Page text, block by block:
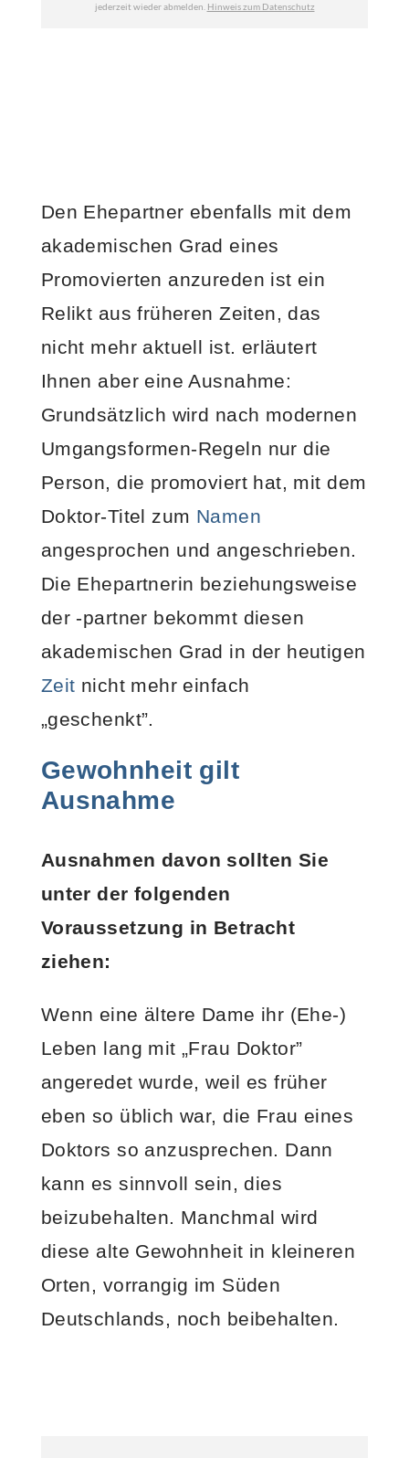
Den Ehepartner ebenfalls mit dem
akademischen Grad eines
Promovierten anzureden ist ein
Relikt aus früheren Zeiten, das
nicht mehr aktuell ist. erläutert
Ihnen aber eine Ausnahme:
Grundsätzlich wird nach modernen
Umgangsformen-Regeln nur die
Person, die promoviert hat, mit dem
Doktor-Titel zum Namen
angesprochen und angeschrieben.
Die Ehepartnerin beziehungsweise
der -partner bekommt diesen
akademischen Grad in der heutigen
Zeit nicht mehr einfach
„geschenkt”.
Gewohnheit gilt
Ausnahme
Ausnahmen davon sollten Sie
unter der folgenden
Voraussetzung in Betracht
ziehen:
Wenn eine ältere Dame ihr (Ehe-)
Leben lang mit „Frau Doktor”
angeredet wurde, weil es früher
eben so üblich war, die Frau eines
Doktors so anzusprechen. Dann
kann es sinnvoll sein, dies
beizubehalten. Manchmal wird
diese alte Gewohnheit in kleineren
Orten, vorrangig im Süden
Deutschlands, noch beibehalten.